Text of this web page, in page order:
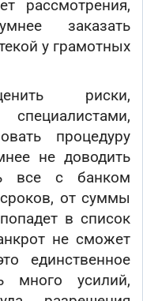
рассмотрения,
заказать
у грамотных
риски,
специалистами,
процедуру
не доводить
все с банком
от суммы
в список
не сможет
единственное
много усилий,